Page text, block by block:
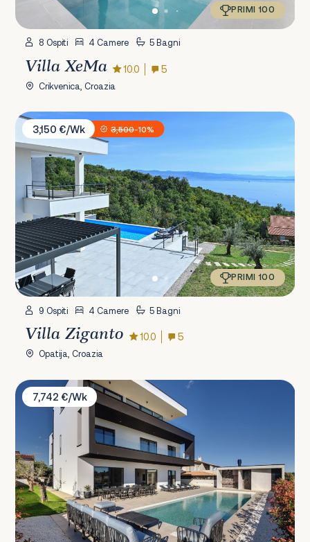
PRIMI 100
8 Ospiti 4 Camere 5 Bagni
Villa XeMa 10.0 5
Crikvenica, Croazia
Villa Ziganto
3,150 €/Wk
3,500-10%
PRIMI 100
9 Ospiti 4 Camere 5 Bagni
Villa Ziganto 10.0 5
Opatija, Croazia
Villa Aquarius
7,742 €/Wk